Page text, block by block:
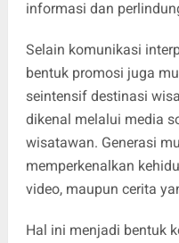
informasi dan
Selain komunikasi
bentuk promosi juga
seintensif destinasi
dikenal melalui media
wisatawan. Generasi
memperkenalkan
video, maupun cerita
Hal ini menjadi bentuk